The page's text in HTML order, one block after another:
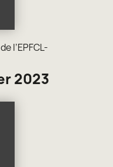
l’EPFCL-
2023